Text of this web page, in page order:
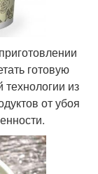
готовую
технологии из
от убоя